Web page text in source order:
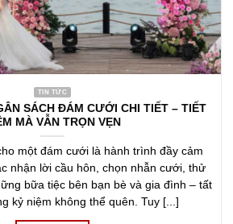
TIN TỨC
SÁCH ĐÁM CƯỚI CHI TIẾT – TIẾT
MÀ VẪN TRỌN VẸN
một đám cưới là hành trình đầy cảm
nhận lời cầu hôn, chọn nhẫn cưới, thử
bữa tiệc bên bạn bè và gia đình – tất
kỷ niệm không thể quên. Tuy [...]